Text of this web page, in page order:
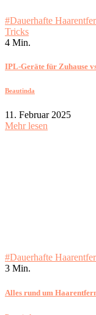
#Dauerhafte
Tricks
4 Min.
IPL-Geräte für Zuhause
Beautinda
11. Februar 2025
Mehr lesen
#Dauerhafte
3 Min.
Alles rund um